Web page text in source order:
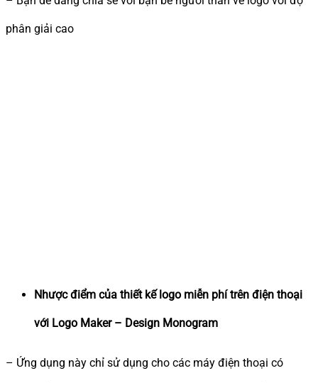
phân giải cao
Nhược điểm của thiết kế logo miễn phí trên điện thoại
với Logo Maker – Design Monogram
– Ứng dụng này chỉ sử dụng cho các máy điện thoại có